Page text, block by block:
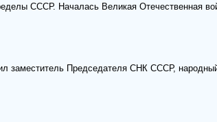
СССР. Началась Великая Отечественная
заместитель Председателя СНК СССР,